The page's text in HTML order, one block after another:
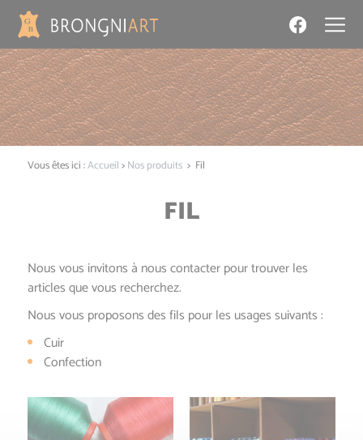
Vous êtes ici :Accueil> Nos produits> Fil
FIL
Nous vous invitons à nous contacter pour trouver les
articles que vous recherchez.
Nous vous proposons des fils pour les usages suivants :
Cuir
Confection
Panneau de gestion des cookies